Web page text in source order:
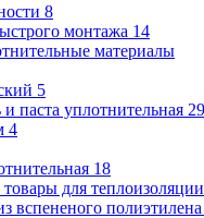
8
монтажа 14
материалы
5
паста уплотнительная 29
4
18
для теплоизоляции
вспененого полиэтилена